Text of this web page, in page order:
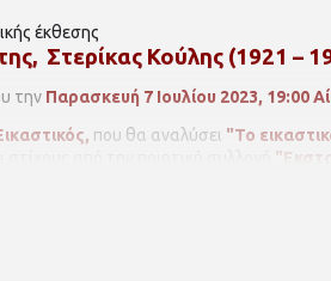
έκθεσης
Στερίκας Κούλης (1921 –
την Παρασκευή 7 Ιουλίου 2023, 19:00
που θα αναλύσει "Το